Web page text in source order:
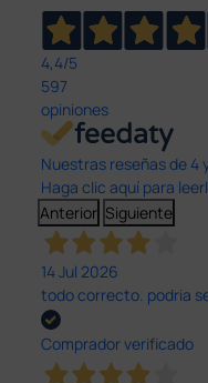
4,4/5
597
opiniones
Nuestras reseñas de 4
Haga clic aquí para
Anterior Siguiente
14 Jul 2026
todo correcto. podria
Comprador verificado